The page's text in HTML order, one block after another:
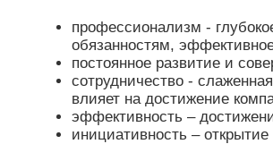
профессионализм -
обязанностям,
постоянное развитие и
сотрудничество -
влияет на достижение
эффективность –
инициативность –